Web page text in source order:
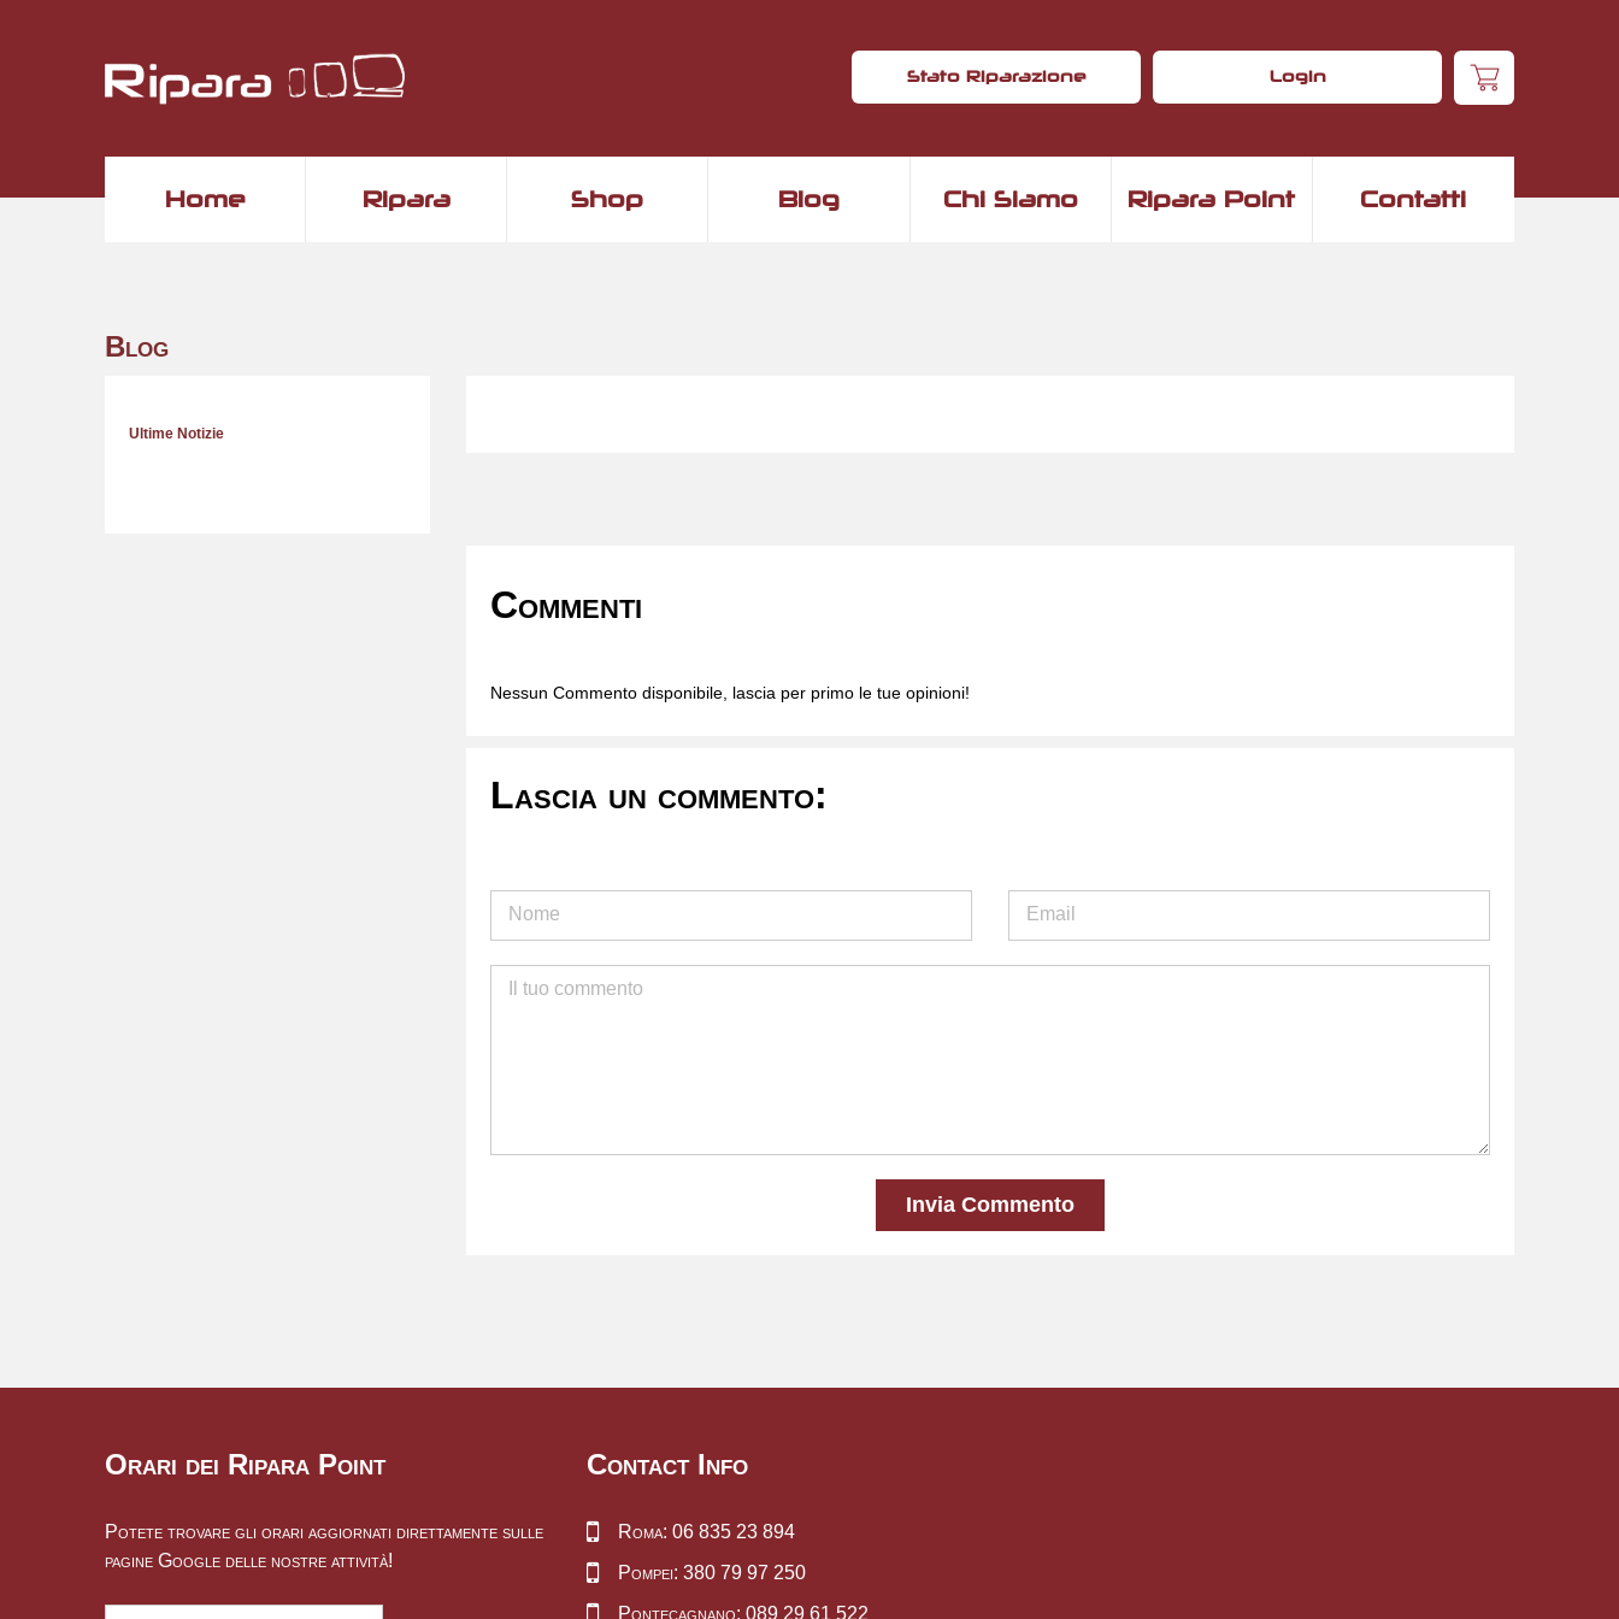
Stato Riparazione Login
Home Ripara Shop Blog Chi Siamo Ripara Point Contatti
Blog
Ultime Notizie
Commenti
Nessun Commento disponibile, lascia per primo le tue opinioni!
Lascia un commento:
Invia Commento
Orari dei Ripara Point
Potete trovare gli orari aggiornati direttamente sulle
pagine Google delle nostre attività!
Contact Info
Roma: 06 835 23 894
Pompei: 380 79 97 250
Pontecagnano: 089 29 61 522